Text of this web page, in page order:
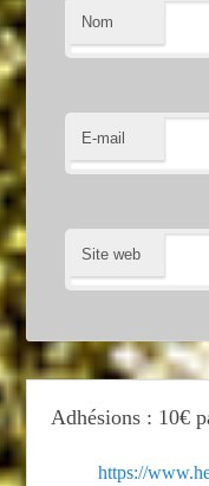
Nom
E-mail
Site web
Adhésions : 10€
https://